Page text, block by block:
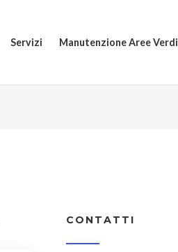
Servizi Manutenzione Aree Verdi
CONTATTI